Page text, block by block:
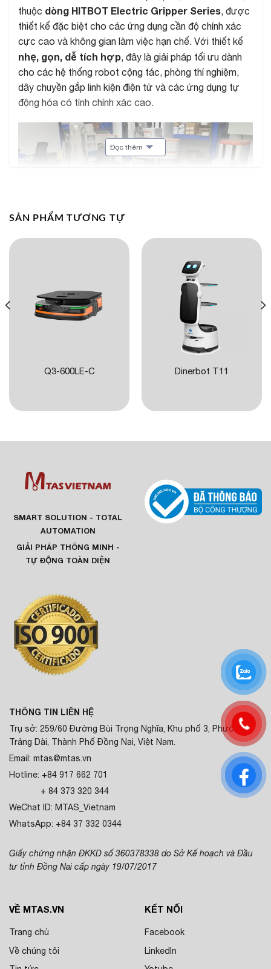
thuộc dòng HITBOT Electric Gripper Series, được
thiết kế đặc biệt cho các ứng dụng cần độ chính xác
cực cao và không gian làm việc hạn chế. Với thiết kế
nhẹ, gọn, dễ tích hợp, đây là giải pháp tối ưu dành
cho các hệ thống robot cộng tác, phòng thí nghiệm,
dây chuyền gắp linh kiện điện tử và các ứng dụng tự
động hóa có tính chính xác cao.
Video
TÍNH NĂNG NỔI BẬT HITBOT Z-EFG-30
Thiết kế siêu nhỏ gọn – chỉ 300g: Dễ dàng tích
hợp với các cánh tay robot nhỏ hoặc hệ thống gắp
Điều khiển điện hoàn toàn
: Không cần khí nén,
Lực kẹp tinh chỉnh chính xác (3–30N)
vi.
Tương thích với các hệ thống robot phổ biến hiện
nay.
Hỗ trợ Modbus, UART, I/O: Dễ dàng lập trình và
kết nối.
Ứng dụng tiêu biểu của Z-EFG-30:
Gắp linh kiện điện tử, vi mạch
Tự động hóa trong sản xuất chính xác
Kết hợp với robot cộng tác (cobots) trong các tác
vụ nhẹ và nhạy
Đọc thêm
SẢN PHẨM TƯƠNG TỰ
Q3-600LE-C Dinerbot T11
SMART SOLUTION - TOTAL
AUTOMATION
GIẢI PHÁP THÔNG MINH -
TỰ ĐỘNG TOÀN DIỆN
THÔNG TIN LIÊN HỆ
Trụ sở: 259/60 Đường Bùi Trọng Nghĩa, Khu phố 3, Phường
Trảng Dài, Thành Phố Đồng Nai, Việt Nam.
Email: mtas@mtas.vn
Hotline: +84 917 662 701
+ 84 373 320 344
WeChat ID: MTAS_Vietnam
WhatsApp: +84 37 332 0344
Giấy chứng nhận ĐKKD số 360378338 do Sở Kế hoạch và Đầu
tư tỉnh Đồng Nai cấp ngày 19/07/2017
VỀ MTAS.VN
Trang chủ
Về chúng tôi
KẾT NỐI
Facebook
LinkedIn